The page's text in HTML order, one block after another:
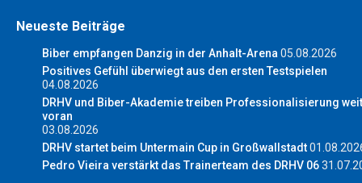
Neueste Beiträge
Biber empfangen Danzig in der Anhalt-Arena 05.08.2026
Positives Gefühl überwiegt aus den ersten Testspielen
04.08.2026
DRHV und Biber-Akademie treiben Professionalisierung
voran
03.08.2026
DRHV startet beim Untermain Cup in Großwallstadt
Pedro Vieira verstärkt das Trainerteam des DRHV 06